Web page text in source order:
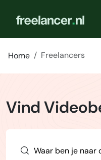
Home Freelancers
Vind